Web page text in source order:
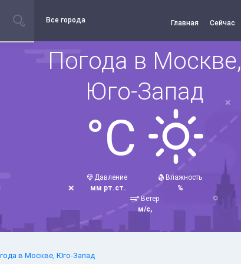
Все города Главная Сейчас
Погода в Москве,
Юго-Запад
°C
Давление
мм рт.ст.
Влажность
%
Ветер
м/с,
в Москве, Юго-Запад